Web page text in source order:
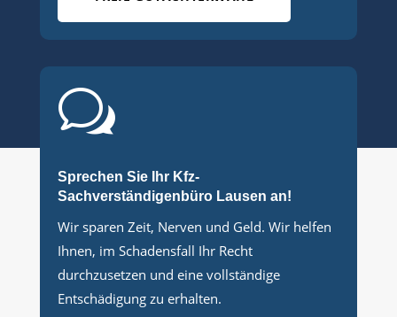
w
Sprechen Sie Ihr Kfz-
Sachverständigenbüro Lausen an!
Wir sparen Zeit, Nerven und Geld. Wir helfen
Ihnen, im Schadensfall Ihr Recht
durchzusetzen und eine vollständige
Entschädigung zu erhalten.